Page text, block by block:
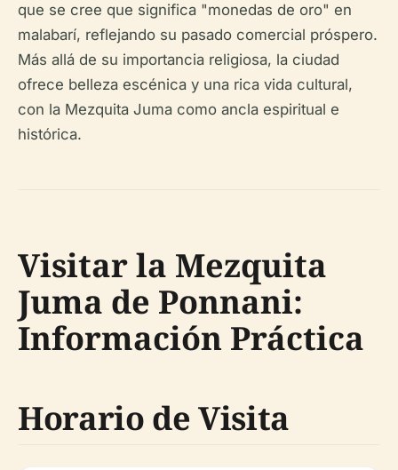
que se cree que significa "monedas de oro" en
malabarí, reflejando su pasado comercial próspero.
Más allá de su importancia religiosa, la ciudad
ofrece belleza escénica y una rica vida cultural,
con la Mezquita Juma como ancla espiritual e
histórica.
Visitar la Mezquita
Juma de Ponnani:
Información Práctica
Horario de Visita